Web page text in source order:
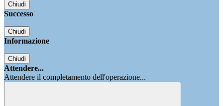
Chiudi
Successo
Chiudi
Informazione
Chiudi
Attendere...
Attendere il completamento dell'operazione...